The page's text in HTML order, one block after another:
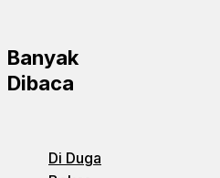
Banyak
Dibaca
Di Duga